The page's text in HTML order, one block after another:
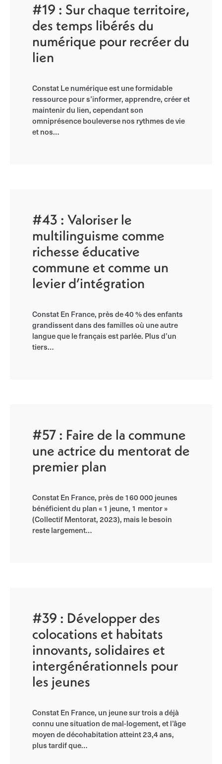
#19 : Sur chaque territoire,
des temps libérés du
numérique pour recréer du
lien
Constat Le numérique est une formidable
ressource pour s’informer, apprendre, créer et
maintenir du lien, cependant son
omniprésence bouleverse nos rythmes de vie
et nos…
#43 : Valoriser le
multilinguisme comme
richesse éducative
commune et comme un
levier d’intégration
Constat En France, près de 40 % des enfants
grandissent dans des familles où une autre
langue que le français est parlée. Plus d’un
tiers…
#57 : Faire de la commune
une actrice du mentorat de
premier plan
Constat En France, près de 160 000 jeunes
bénéficient du plan « 1 jeune, 1 mentor »
(Collectif Mentorat, 2023), mais le besoin
reste largement…
#39 : Développer des
colocations et habitats
innovants, solidaires et
intergénérationnels pour
les jeunes
Constat En France, un jeune sur trois a déjà
connu une situation de mal-logement, et l’âge
moyen de décohabitation atteint 23,4 ans,
plus tardif que…